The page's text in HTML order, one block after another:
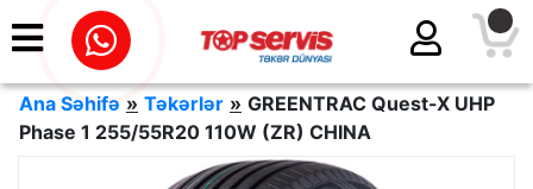
Ana Səhifə » Təkərlər » GREENTRAC Quest-X UHP
Phase 1 255/55R20 110W (ZR) CHINA